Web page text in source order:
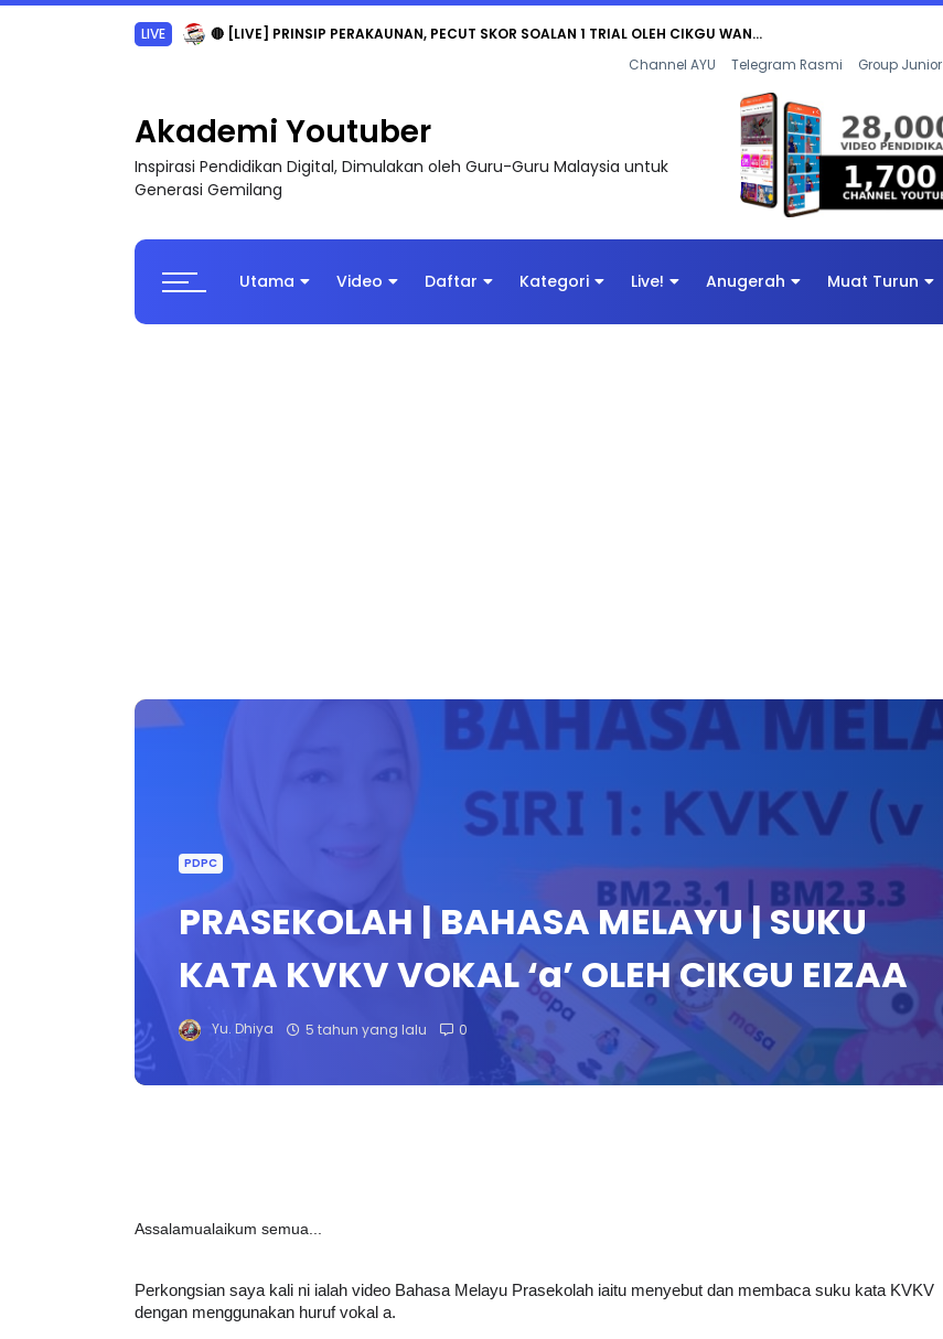
LIVE 🔴 [LIVE] PRINSIP PERAKAUNAN, PECUT SKOR SOALAN 1 TRIAL OLEH CIKGU WAN...
Channel AYU Telegram Rasmi Group Junior
Akademi Youtuber
Inspirasi Pendidikan Digital, Dimulakan oleh Guru-Guru Malaysia untuk
Generasi Gemilang
Utama Video Daftar Kategori Live! Anugerah Muat Turun
PDPC
PRASEKOLAH | BAHASA MELAYU | SUKU
KATA KVKV VOKAL ‘a’ OLEH CIKGU EIZAA
Yu. Dhiya 5 tahun yang lalu 0
Assalamualaikum semua...
Perkongsian saya kali ni ialah video Bahasa Melayu Prasekolah iaitu menyebut dan membaca suku kata KVKV
dengan menggunakan huruf vokal a.